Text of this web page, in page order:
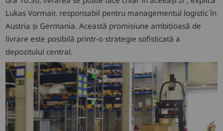
Lukas Vormair, responsabil pentru managementul logistic în
Austria și Germania. Această promisiune ambițioasă de
livrare este posibilă printr-o strategie sofisticată a
depozitului central.